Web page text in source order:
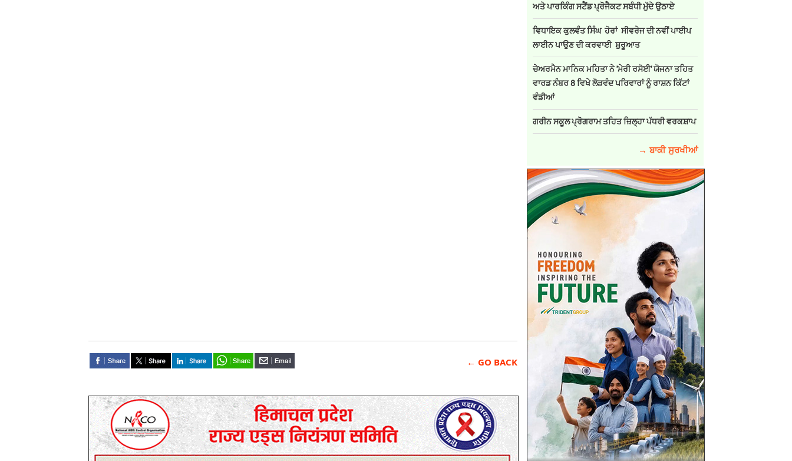
← GO BACK
ਅਤੇ ਪਾਰਕਿੰਗ ਸਟੈਂਡ ਪ੍ਰੋਜੈਕਟ ਸਬੰਧੀ ਮੁੱਦੇ ਉਠਾਏ
ਵਿਧਾਇਕ ਕੁਲਵੰਤ ਸਿੰਘ ਹੋਰਾਂ ਸੀਵਰੇਜ ਦੀ ਨਵੀਂ ਪਾਈਪ
ਲਾਈਨ ਪਾਉਣ ਦੀ ਕਰਵਾਈ ਸ਼ੁਰੂਆਤ
ਚੇਅਰਮੈਨ ਮਾਨਿਕ ਮਹਿਤਾ ਨੇ 'ਮੇਰੀ ਰਸੋਈ' ਯੋਜਨਾ ਤਹਿਤ
ਵਾਰਡ ਨੰਬਰ 8 ਵਿਖੇ ਲੋੜਵੰਦ ਪਰਿਵਾਰਾਂ ਨੂੰ ਰਾਸ਼ਨ ਕਿੱਟਾਂ
ਵੰਡੀਆਂ
ਗਰੀਨ ਸਕੂਲ ਪ੍ਰੋਗਰਾਮ ਤਹਿਤ ਜ਼ਿਲ੍ਹਾ ਪੱਧਰੀ ਵਰਕਸ਼ਾਪ
→ ਬਾਕੀ ਸੁਰਖੀਆਂ